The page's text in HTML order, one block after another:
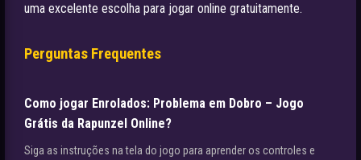
uma excelente escolha para jogar online gratuitamente.
Perguntas Frequentes
Como jogar Enrolados: Problema em Dobro – Jogo
Grátis da Rapunzel Online?
Siga as instruções na tela do jogo para aprender os controles e